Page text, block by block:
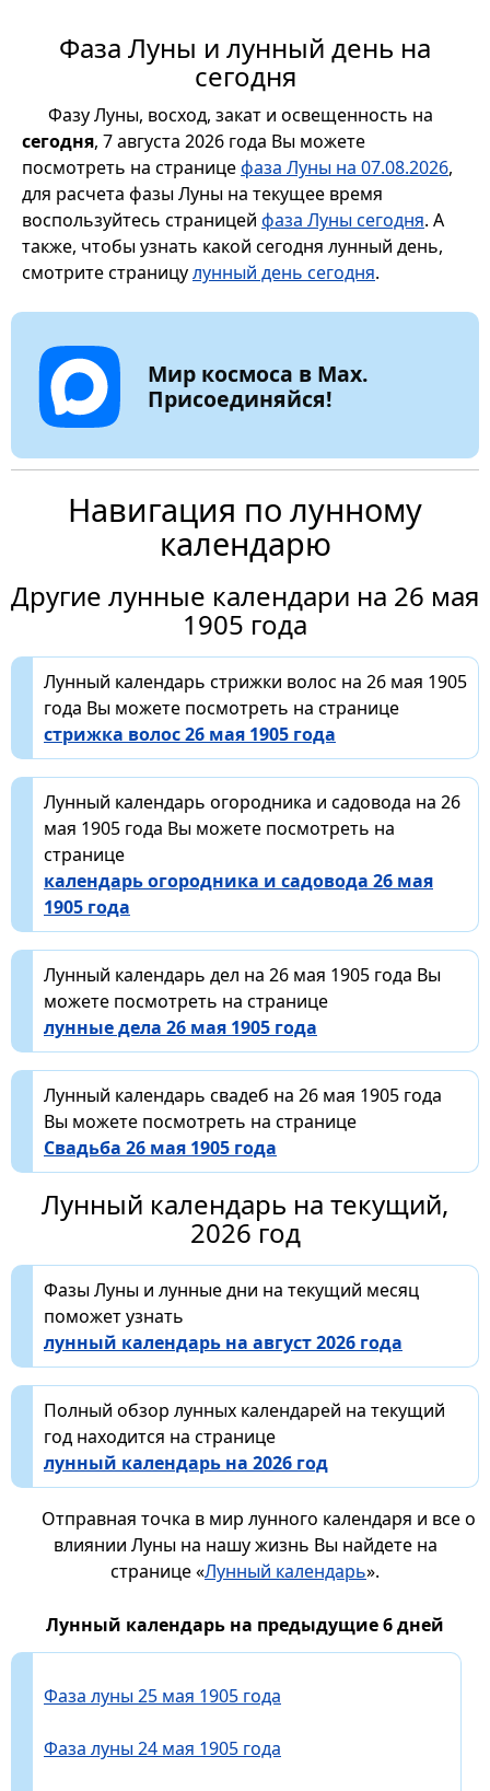
Фаза Луны и лунный день на
сегодня
Фазу Луны, восход, закат и освещенность на
сегодня, 7 августа 2026 года Вы можете
посмотреть на страницефаза Луны на 07.08.2026,
для расчета фазы Луны на текущее время
воспользуйтесь страницей фаза Луны сегодня. А
также, чтобы узнать какой сегодня лунный день,
смотрите страницулунный день сегодня.
Мир космоса в Max.
Присоединяйся!
Навигация по лунному
календарю
Другие лунные календари на 26 мая
1905 года
Лунный календарь стрижки волос на 26 мая 1905
года Вы можете посмотреть на странице
стрижка волос 26 мая 1905 года
Лунный календарь огородника и садовода на 26
мая 1905 года Вы можете посмотреть на
странице
календарь огородника и садовода 26 мая
1905 года
Лунный календарь дел на 26 мая 1905 года Вы
можете посмотреть на странице
лунные дела 26 мая 1905 года
Лунный календарь свадеб на 26 мая 1905 года
Вы можете посмотреть на странице
Свадьба 26 мая 1905 года
Лунный календарь на текущий,
2026 год
Фазы Луны и лунные дни на текущий месяц
поможет узнать
лунный календарь на август 2026 года
Полный обзор лунных календарей на текущий
год находится на странице
лунный календарь на 2026 год
Отправная точка в мир лунного календаря и все о
влиянии Луны на нашу жизнь Вы найдете на
странице «Лунный календарь».
Лунный календарь на предыдущие 6 дней
Фаза луны 25 мая 1905 года
Фаза луны 24 мая 1905 года